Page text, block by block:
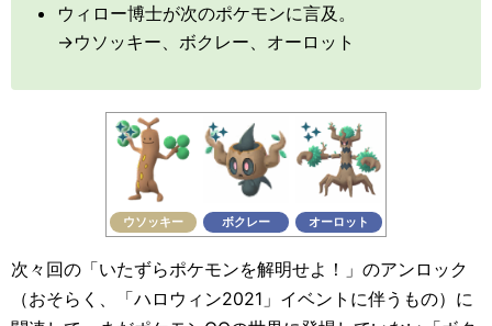
ウィロー博士が次のポケモンに言及。
→ウソッキー、ボクレー、オーロット
ウソッキー ボクレー オーロット
次々回の「いたずらポケモンを解明せよ！」のアンロック
（おそらく、「ハロウィン2021」イベントに伴うもの）に